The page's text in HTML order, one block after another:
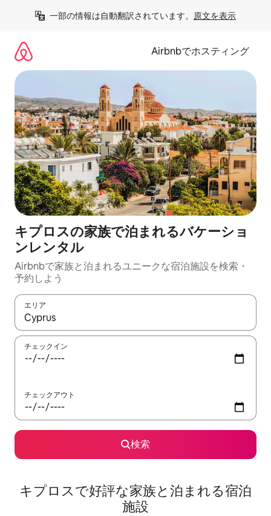
一部の情報は自動翻訳されています。 原文を表示
Airbnbでホスティング
キプロスの家族で泊まれるバケーショ
ンレンタル
Airbnbで家族と泊まれるユニークな宿泊施設を検索・
予約しよう
エリア
検索結果が表示されたら、上下の矢印キーを使って移動するか
チェックイン
チェックアウト
検索
キプロスで好評な家族と泊まれる宿泊
施設